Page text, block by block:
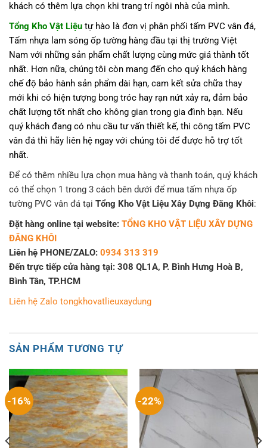
khách có thêm lựa chọn khi trang trí ngôi nhà của mình.
Tổng Kho Vật Liệu tự hào là đơn vị phân phối tấm PVC vân đá,
Tấm nhựa lam sóng ốp tường hàng đầu tại thị trường Việt
Nam với những sản phẩm chất lượng cùng mức giá thành tốt
nhất. Hơn nữa, chúng tôi còn mang đến cho quý khách hàng
chế độ bảo hành sản phẩm dài hạn, cam kết sửa chữa thay
mới khi có hiện tượng bong tróc hay rạn nứt xảy ra, đảm bảo
chất lượng tốt nhất cho không gian trong gia đình bạn. Nếu
quý khách đang có nhu cầu tư vấn thiết kế, thi công tấm PVC
vân đá thì hãy liên hệ ngay với chúng tôi để được hỗ trợ tốt
nhất.
Để có thêm nhiều lựa chọn mua hàng và thanh toán, quý khách
có thể chọn 1 trong 3 cách bên dưới để mua tấm nhựa ốp
tường PVC vân đá tại Tổng Kho Vật Liệu Xây Dựng Đăng Khôi:
Đặt hàng online tại website: TỔNG KHO VẬT LIỆU XÂY DỰNG
ĐĂNG KHÔI
Liên hệ PHONE/ZALO: 0934 313 319
Đến trực tiếp cửa hàng tại: 308 QL1A, P. Bình Hưng Hoà B,
Bình Tân, TP.HCM
Liên hệ Zalo tongkhovatlieuxaydung
SẢN PHẨM TƯƠNG TỰ
-16% -22%